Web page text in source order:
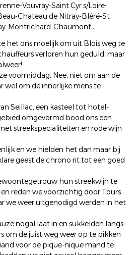
Vouvray-Saint Cyr s/Loire-
Chateau de Nitray-Bléré-St
Montrichard-Chaumont…
het ons moelijk om uit Blois weg te
verloren hun geduld, maar
voormiddag. Nee, niet om aan de
wel om de innerlijke mens te
Seillac, een kasteel tot hotel-
omgevormd bood ons een
streekspecialiteiten en rode wijn
en we hielden het dan maar bij
geest de chrono rit tot een goed
hun streekwijn te
reden we voorzichtig door Tours
we weer uitgenodigd werden in het
nogal laat in en sukkelden langs
om de juist weg weer op te pikken
voor de pique-nique mand te